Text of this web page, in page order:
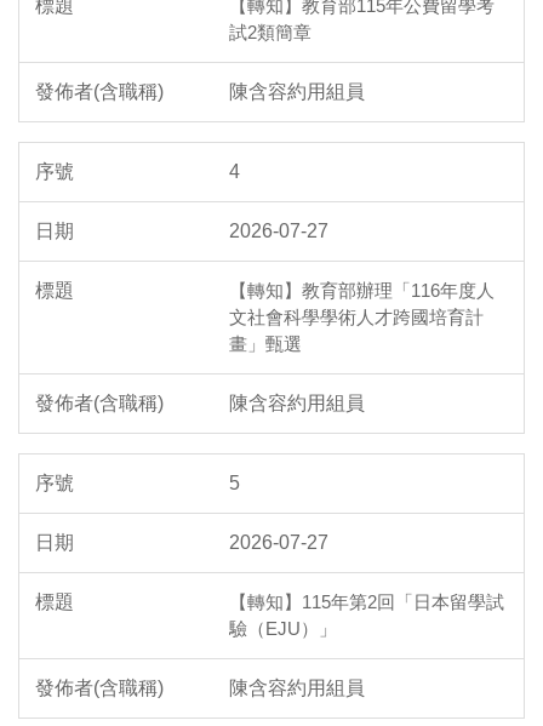
【轉知】教育部115年公費留學考
試2類簡章
陳含容約用組員
4
2026-07-27
【轉知】教育部辦理「116年度人
文社會科學學術人才跨國培育計
畫」甄選
陳含容約用組員
5
2026-07-27
【轉知】​115年第2回「日本留學試
驗（EJU）」
陳含容約用組員